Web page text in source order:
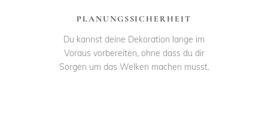
PLANUNGSSICHERHEIT
Du kannst deine Dekoration lange im
Voraus vorbereiten, ohne dass du dir
Sorgen um das Welken machen musst.